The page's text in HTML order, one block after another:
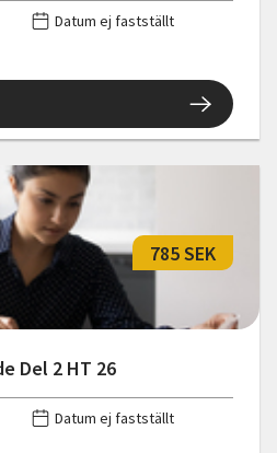
Datum ej fastställt
Del 2 HT 26
785 SEK
Datum ej fastställt